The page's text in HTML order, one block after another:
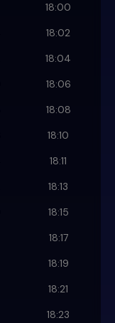
18:00
18:02
18:04
18:06
18:08
18:10
18:11
18:13
18:15
18:17
18:19
18:21
18:23